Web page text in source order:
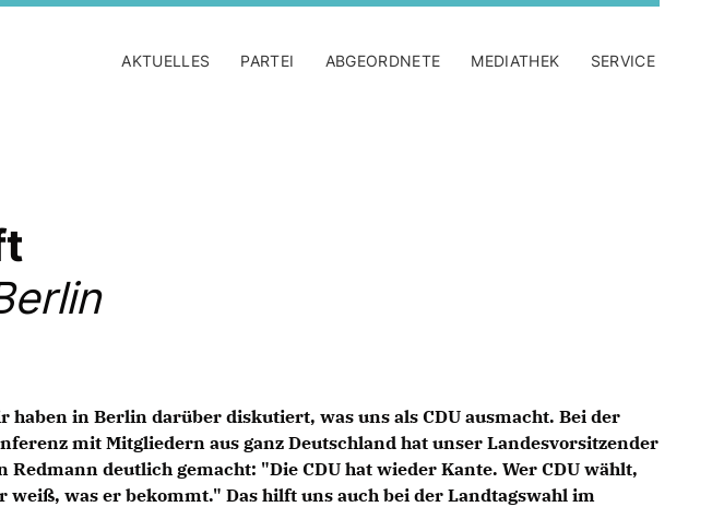
AKTUELLES PARTEI ABGEORDNETE MEDIATHEK SERVICE
haben in Berlin darüber diskutiert, was uns als CDU ausmacht. Bei der
mit Mitgliedern aus ganz Deutschland hat unser Landesvorsitzender
Redmann deutlich gemacht: "Die CDU hat wieder Kante. Wer CDU wählt,
weiß, was er bekommt." Das hilft uns auch bei der Landtagswahl im